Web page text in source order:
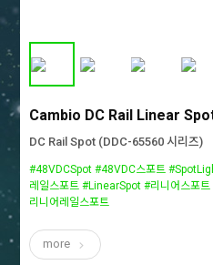
Cambio DC Rail Linear
DC Rail Spot (DDC-65560 시리즈)
#48VDCSpot #48VDC스포트
레일스포트 #LinearSpot #리니어스포
리니어레일스포트
more